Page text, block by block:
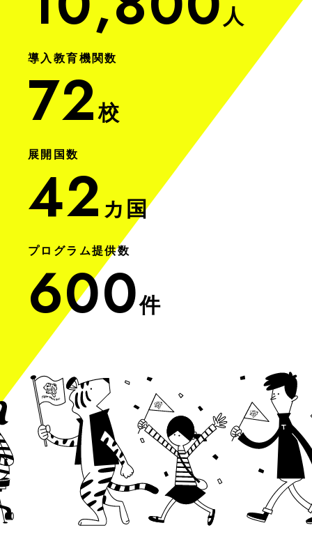
人
導入教育機関数
72校
展開国数
42 カ国
プログラム提供数
600件